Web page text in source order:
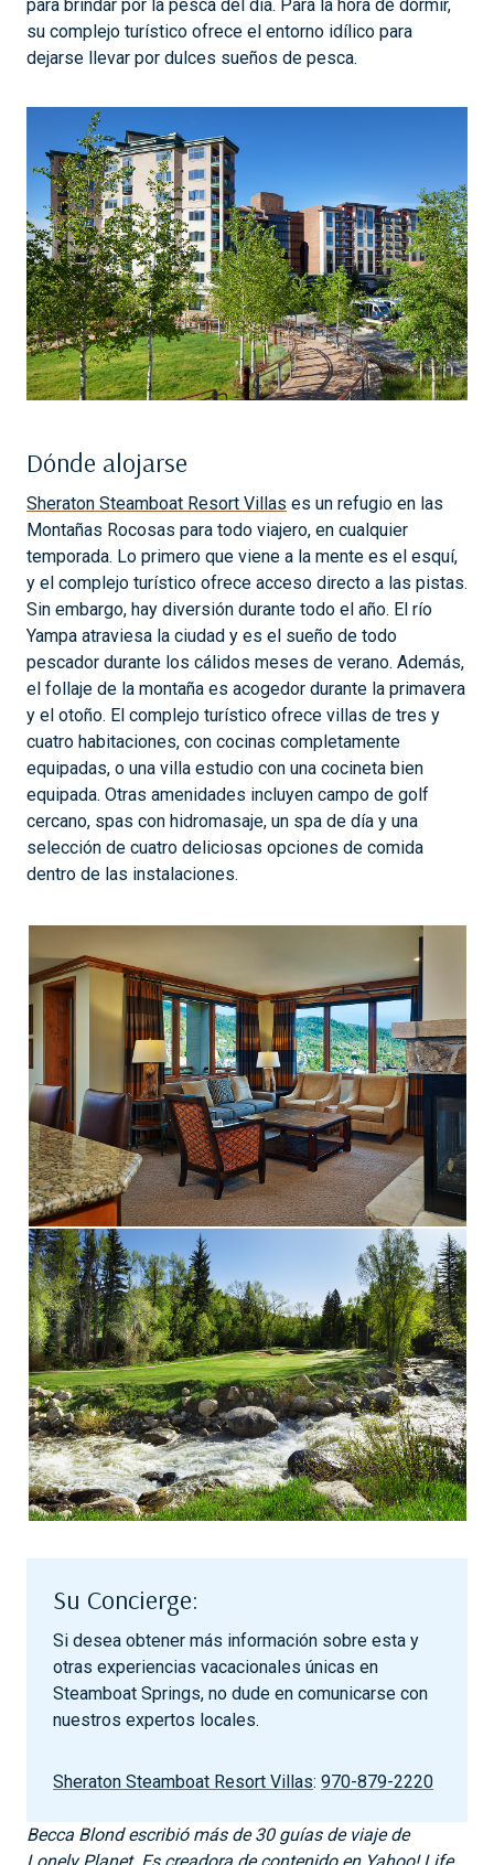
para brindar por la pesca del día. Para la hora de dormir,
su complejo turístico ofrece el entorno idílico para
dejarse llevar por dulces sueños de pesca.
Dónde alojarse
Sheraton Steamboat Resort Villas es un refugio en las
Montañas Rocosas para todo viajero, en cualquier
temporada. Lo primero que viene a la mente es el esquí,
y el complejo turístico ofrece acceso directo a las pistas.
Sin embargo, hay diversión durante todo el año. El río
Yampa atraviesa la ciudad y es el sueño de todo
pescador durante los cálidos meses de verano. Además,
el follaje de la montaña es acogedor durante la primavera
y el otoño. El complejo turístico ofrece villas de tres y
cuatro habitaciones, con cocinas completamente
equipadas, o una villa estudio con una cocineta bien
equipada. Otras amenidades incluyen campo de golf
cercano, spas con hidromasaje, un spa de día y una
selección de cuatro deliciosas opciones de comida
dentro de las instalaciones.
Su Concierge:
Si desea obtener más información sobre esta y
otras experiencias vacacionales únicas en
Steamboat Springs, no dude en comunicarse con
nuestros expertos locales.
Sheraton Steamboat Resort Villas: 970-879-2220
Becca Blond escribió más de 30 guías de viaje de
Lonely Planet. Es creadora de contenido en Yahoo! Life,